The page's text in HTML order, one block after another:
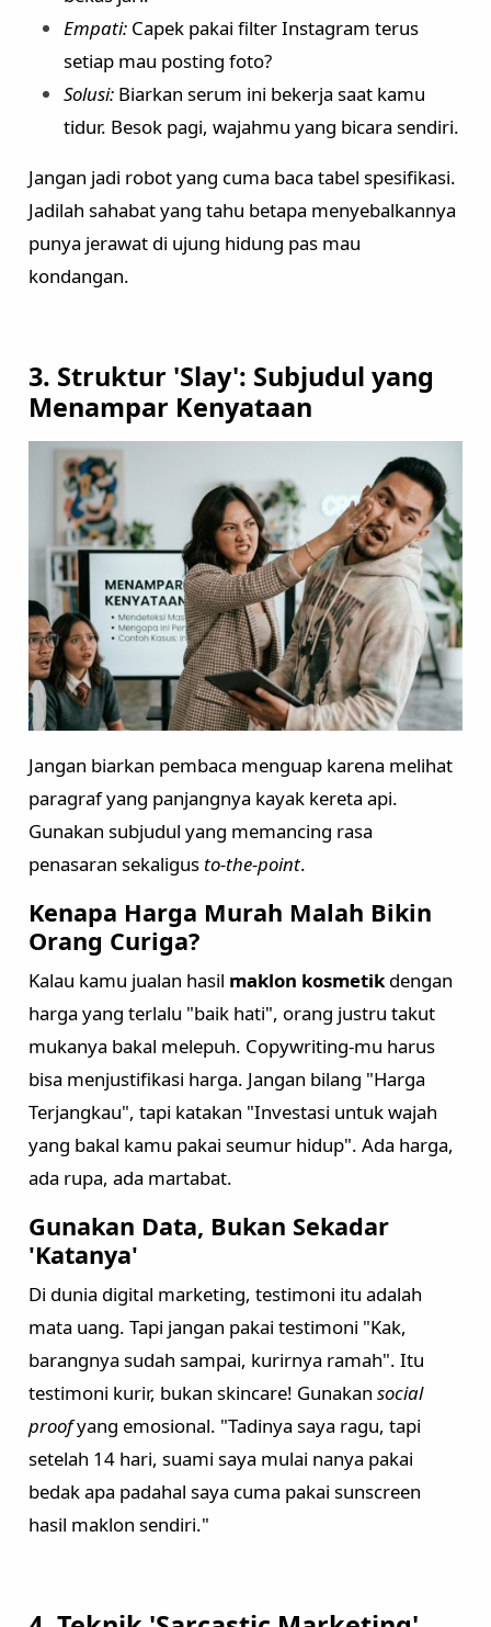
Empati: Capek pakai filter Instagram terus
setiap mau posting foto?
Solusi: Biarkan serum ini bekerja saat kamu
tidur. Besok pagi, wajahmu yang bicara sendiri.
Jangan jadi robot yang cuma baca tabel spesifikasi.
Jadilah sahabat yang tahu betapa menyebalkannya
punya jerawat di ujung hidung pas mau
kondangan.
3. Struktur 'Slay': Subjudul yang
Menampar Kenyataan
Jangan biarkan pembaca menguap karena melihat
paragraf yang panjangnya kayak kereta api.
Gunakan subjudul yang memancing rasa
penasaran sekaligus to-the-point.
Kenapa Harga Murah Malah Bikin
Orang Curiga?
Kalau kamu jualan hasil maklon kosmetikdengan
harga yang terlalu "baik hati", orang justru takut
mukanya bakal melepuh. Copywriting-mu harus
bisa menjustifikasi harga. Jangan bilang "Harga
Terjangkau", tapi katakan "Investasi untuk wajah
yang bakal kamu pakai seumur hidup". Ada harga,
ada rupa, ada martabat.
Gunakan Data, Bukan Sekadar
'Katanya'
Di dunia digital marketing, testimoni itu adalah
mata uang. Tapi jangan pakai testimoni "Kak,
barangnya sudah sampai, kurirnya ramah". Itu
testimoni kurir, bukan skincare! Gunakan social
proofyang emosional. "Tadinya saya ragu, tapi
setelah 14 hari, suami saya mulai nanya pakai
bedak apa padahal saya cuma pakai sunscreen
hasil maklon sendiri."